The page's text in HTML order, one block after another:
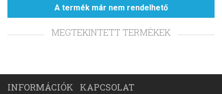
A termék már nem rendelhető
MEGTEKINTETT TERMÉKEK
INFORMÁCIÓK KAPCSOLAT